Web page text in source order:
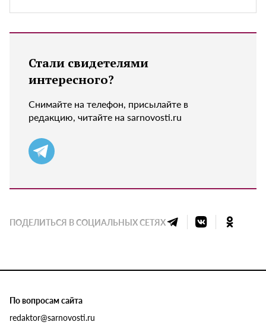
Стали свидетелями
интересного?
Снимайте на телефон, присылайте в
редакцию, читайте на sarnovosti.ru
ПОДЕЛИТЬСЯ В СОЦИАЛЬНЫХ СЕТЯХ
По вопросам сайта
redaktor@sarnovosti.ru